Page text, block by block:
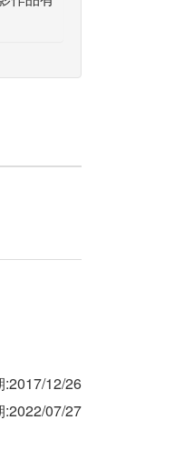
:2017/12/26
:2022/07/27